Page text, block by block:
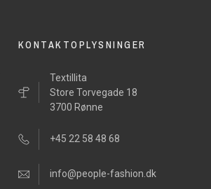
KONTAKTOPLYSNINGER
Textillita
Store Torvegade 18
3700 Rønne
+45 22 58 48 68
info@people-fashion.dk